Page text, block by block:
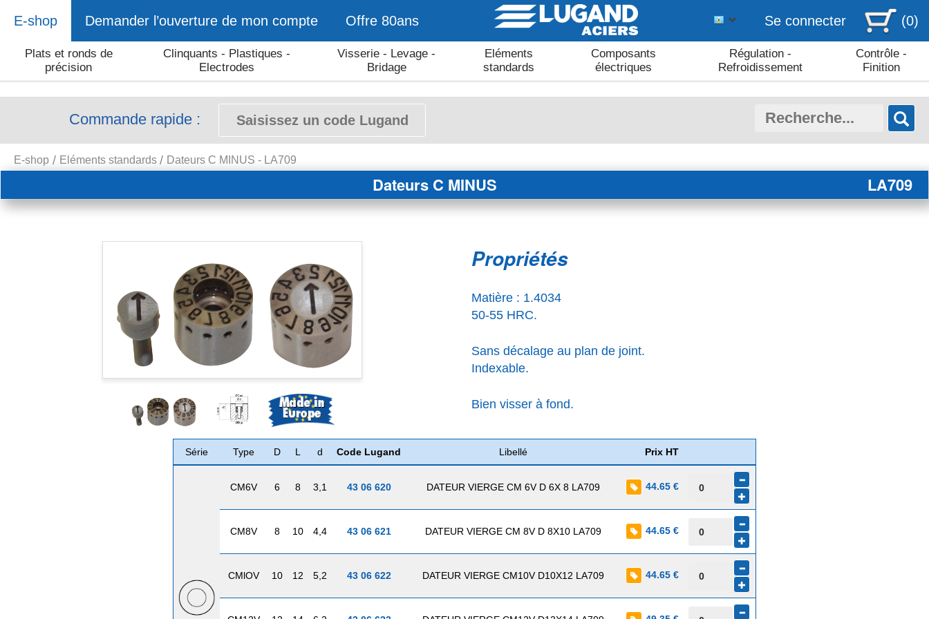
E-shop Demander l’ouverture de mon compte Offre 80ans Se connecter (0)
Plats et ronds de
précision
Clinquants - Plastiques -
Electrodes
Visserie - Levage -
Bridage
Eléments
standards
Composants
électriques
Régulation -
Refroidissement
Contrôle -
Finition
Commande rapide :
E-shop Eléments standards Dateurs C MINUS - LA709
Dateurs C MINUS LA709
Propriétés
Matière : 1.4034
50-55 HRC.
Sans décalage au plan de joint.
Indexable.
Bien visser à fond.
Série Type D L d Code Lugand Libellé Prix HT
CM6V 6 8 3,1 43 06 620 DATEUR VIERGE CM 6V D 6X 8 LA709 44.65 €
CM8V 8 10 4,4 43 06 621 DATEUR VIERGE CM 8V D 8X10 LA709 44.65 €
CMlOV 10 12 5,2 43 06 622 DATEUR VIERGE CM10V D10X12 LA709 44.65 €